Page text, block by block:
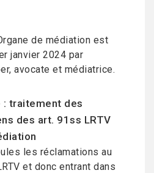
de médiation est
janvier 2024 par
avocate et médiatrice.
traitement des
des art. 91ss LRTV
les réclamations au
et donc entrant dans